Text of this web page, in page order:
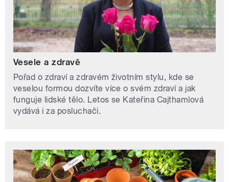
Vesele a zdravě
Pořad o zdraví a zdravém životním stylu, kde se
veselou formou dozvíte více o svém zdraví a jak
funguje lidské tělo. Letos se Kateřina Cajthamlová
vydává i za posluchači.